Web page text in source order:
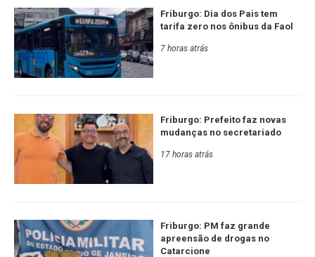
Friburgo: Dia dos Pais tem
tarifa zero nos ônibus da Faol
7 horas atrás
Friburgo: Prefeito faz novas
mudanças no secretariado
17 horas atrás
Friburgo: PM faz grande
apreensão de drogas no
Catarcione